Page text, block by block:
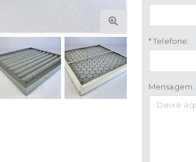
* Telefone:
Mensagem: